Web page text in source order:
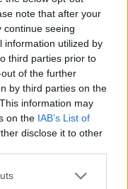
note that after your
continue seeing
information utilized by
third parties prior to
of the further
by third parties on the
information may
on the IAB’s List of
disclose it to other